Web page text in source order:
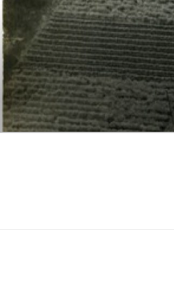
コ
ン
テ
ツ
へ
ス